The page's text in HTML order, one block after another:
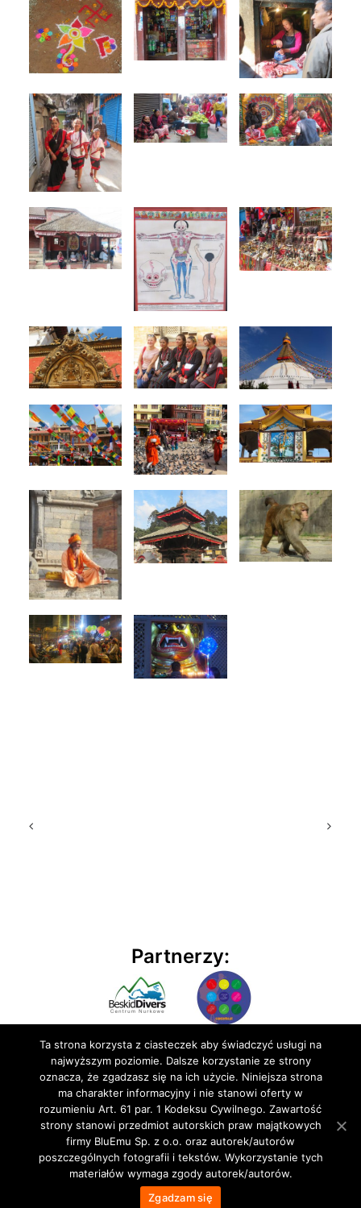
Partnerzy:
© 2020 BluEmu sp. z o.o. Wszelkie prawa zastrzeżone
Ta strona korzysta z ciasteczek aby świadczyć usługi na
najwyższym poziomie. Dalsze korzystanie ze strony
oznacza, że zgadzasz się na ich użycie. Niniejsza strona
ma charakter informacyjny i nie stanowi oferty w
rozumieniu Art. 61 par. 1 Kodeksu Cywilnego. Zawartość
strony stanowi przedmiot autorskich praw majątkowych
firmy BluEmu Sp. z o.o. oraz autorek/autorów
poszczególnych fotografii i tekstów. Wykorzystanie tych
materiałów wymaga zgody autorek/autorów.
Zgadzam się